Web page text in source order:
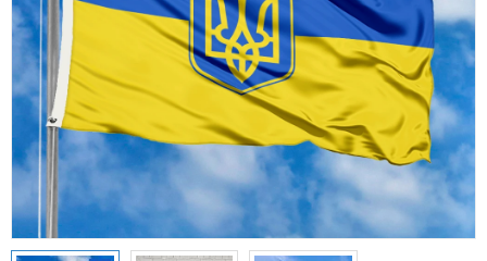
Organisationen
Flaggen der LGBT-
Community
Historische Flaggen
Ethnische Flaggen
Flaggen der USA